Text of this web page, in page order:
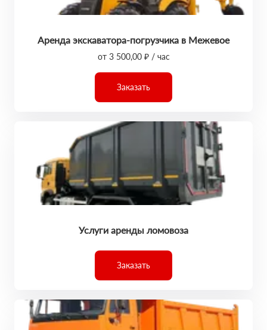
Аренда экскаватора-погрузчика в Межевое
от 3 500,00 ₽ / час
Заказать
Услуги аренды ломовоза
Заказать